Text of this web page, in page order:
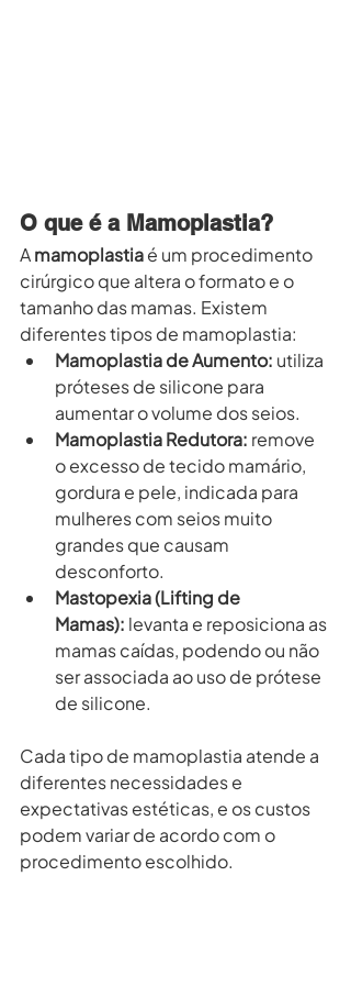
O que é a Mamoplastia?
A mamoplastia é um procedimento
cirúrgico que altera o formato e o
tamanho das mamas. Existem
diferentes tipos de mamoplastia:
Mamoplastia de Aumento: utiliza
próteses de silicone para
aumentar o volume dos seios.
Mamoplastia Redutora: remove
o excesso de tecido mamário,
gordura e pele, indicada para
mulheres com seios muito
grandes que causam
desconforto.
Mastopexia (Lifting de
Mamas): levanta e reposiciona as
mamas caídas, podendo ou não
ser associada ao uso de prótese
de silicone.
Cada tipo de mamoplastia atende a
diferentes necessidades e
expectativas estéticas, e os custos
podem variar de acordo com o
procedimento escolhido.